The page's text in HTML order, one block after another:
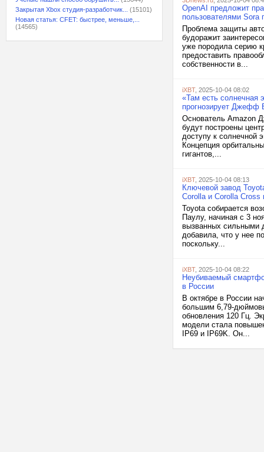
Закрытая Xbox студия-разработчик...
(15101)
Новая статья: CFET: быстрее, меньше,...
(14565)
OpenAI предложит
пользователями Sora
Проблема защиты
будоражит
уже породила серию
предоставить
собственности в...
iXBT, 2025-10-04 08:02
«Там есть солнечная
прогнозирует Джефф
Основатель Amazon
будут построены
доступу к солнечной
Концепция
гигантов,...
iXBT, 2025-10-04 08:13
Ключевой завод
Corolla и Corolla Cross
Toyota собирается
Паулу, начиная с 3
вызванных сильными
добавила, что у нее
поскольку...
iXBT, 2025-10-04 08:22
Неубиваемый
в России
В октябре в России
большим 6,79-
обновления 120 Гц.
модели стала
IP69 и IP69K. Он...